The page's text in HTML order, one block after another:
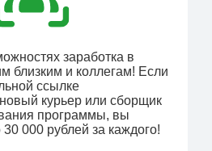
заработка в
близким и коллегам! Если
ссылке
новый курьер или сборщик
программы, вы
000 рублей за каждого!